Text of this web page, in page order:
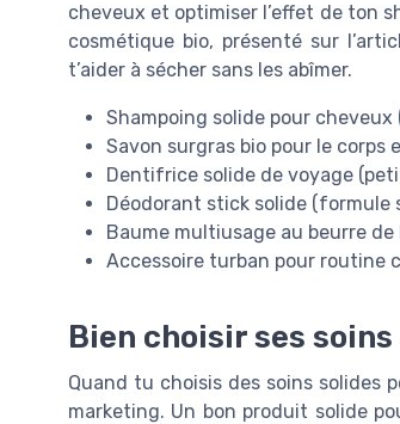
cheveux et optimiser l’effet de ton
cosmétique bio, présenté sur
t’aider à sécher sans les abîmer.
Shampoing solide pour
Savon surgras bio pour le corps
Dentifrice solide de voyage
Déodorant stick solide (formule
Baume multiusage au beurre
Accessoire turban pour routine
Bien choisir ses
Quand tu choisis des soins solides
marketing. Un bon produit solide